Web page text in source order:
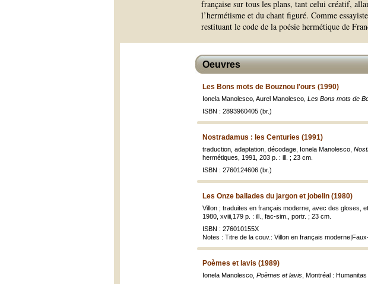
française sur tous les plans, tant celui créatif,
l’hermétisme et du chant figuré. Comme
restituant le code de la poésie hermétique de
Oeuvres
Les Bons mots de Bouznou l'ours (1990)
Ionela Manolesco, Aurel Manolesco, Les Bons mots de
ISBN : 2893960405 (br.)
Nostradamus : les Centuries (1991)
traduction, adaptation, décodage, Ionela Manolesco,
hermétiques, 1991, 203 p. : ill. ; 23 cm.
ISBN : 2760124606 (br.)
Les Onze ballades du jargon et jobelin (1980)
Villon ; traduites en français moderne, avec des gloses,
1980, xviii,179 p. : ill., fac-sim., portr. ; 23 cm.
ISBN : 276010155X
Notes : Titre de la couv.: Villon en français
Poèmes et lavis (1989)
Ionela Manolesco, Poèmes et lavis , Montréal :